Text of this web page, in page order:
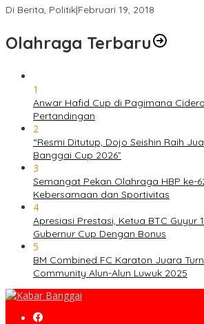
Di Berita, Politik|Februari 19, 2018
Olahraga Terbaru
1
Anwar Hafid Cup di Pagimana
Pertandingan
2
“Resmi Ditutup, Dojo Seishin Raih
Banggai Cup 2026”
3
Semangat Pekan Olahraga HBP ke-
Kebersamaan dan Sportivitas
4
Apresiasi Prestasi, Ketua BTC Guyur
Gubernur Cup Dengan Bonus
5
BM Combined FC Karaton Juara
Community Alun-Alun Luwuk 2025